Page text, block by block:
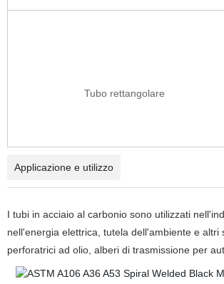
Tubo rettangolare
Applicazione e utilizzo
I tubi in acciaio al carbonio sono utilizzati
nell'energia elettrica, tutela dell'ambiente e
perforatrici ad olio, alberi di trasmissione per